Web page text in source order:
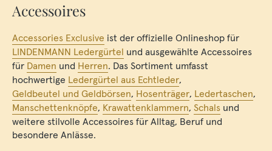
Accessoires
Accessories Exclusive ist der offizielle Onlineshop für
LINDENMANN Ledergürtel und ausgewählte Accessoires
für Damen und Herren. Das Sortiment umfasst
hochwertige Ledergürtel aus Echtleder,
Geldbeutel und Geldbörsen, Hosenträger, Ledertaschen,
Manschettenknöpfe, Krawattenklammern, Schals und
weitere stilvolle Accessoires für Alltag, Beruf und
besondere Anlässe.